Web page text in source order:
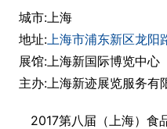
城市:上海
地址:上海市浦东新区龙阳
展馆:上海新国际博览中心
主办:上海新迹展览服务有
2017第八届（上海）食